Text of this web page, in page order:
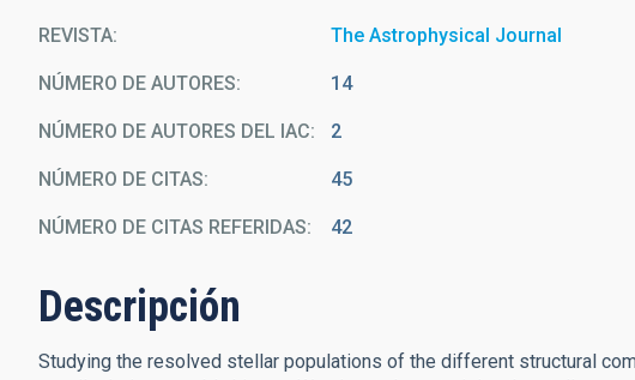
REVISTA The Astrophysical Journal
NÚMERO DE AUTORES 14
NÚMERO DE AUTORES DEL IAC 2
NÚMERO DE CITAS 45
NÚMERO DE CITAS REFERIDAS 42
Descripción
Studying the resolved stellar populations of the different structural